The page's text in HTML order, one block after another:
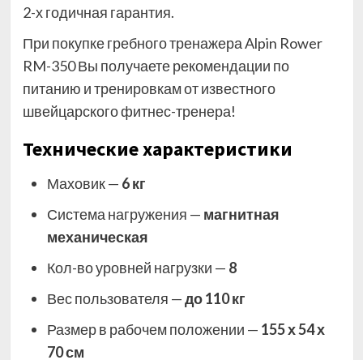
2-х годичная гарантия.
При покупке гребного тренажера Alpin Rower
RM-350 Вы получаете рекомендации по
питанию и тренировкам от известного
швейцарского фитнес-тренера!
Технические характеристики
Маховик — 6 кг
Система нагружения — магнитная
механическая
Кол-во уровней нагрузки — 8
Вес пользователя —до 110 кг
Размер в рабочем положении — 155 х 54 х
70 см